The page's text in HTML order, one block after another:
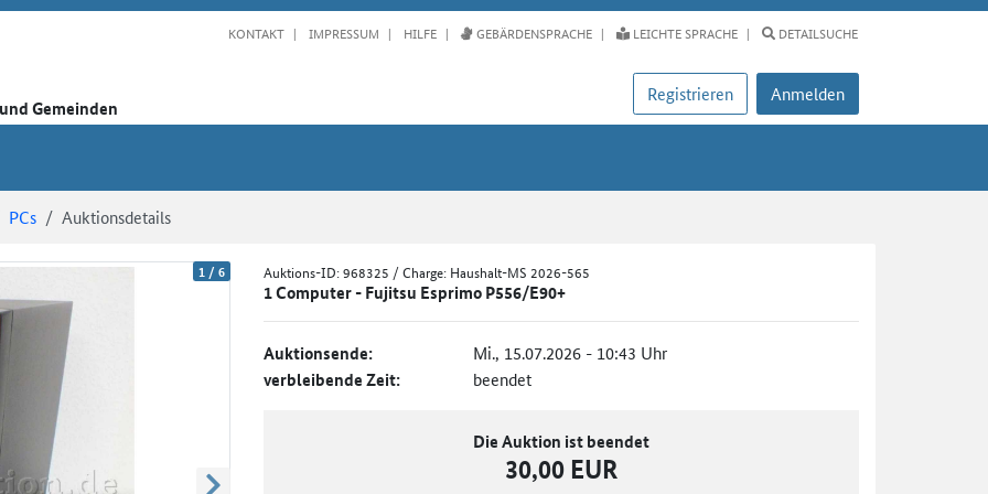
KONTAKT IMPRESSUM HILFE GEBÄRDENSPRACHE LEICHTE SPRACHE DETAILSUCHE
Gemeinden
Registrieren Anmelden
PCs Auktionsdetails
1 /6 Auktions-ID:968325 / Charge: Haushalt-MS 2026-565
1 Computer - Fujitsu Esprimo P556/E90+
Auktionsende: Mi., 15.07.2026 - 10:43 Uhr
verbleibende Zeit: beendet
Die Auktion ist beendet
30,00 EUR